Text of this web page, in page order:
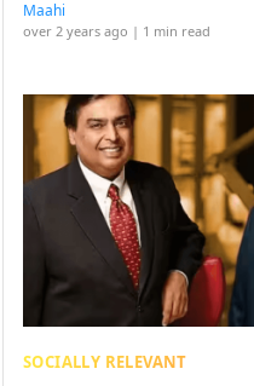
Maahi
over 2 years ago | 1 min read
SOCIALLY RELEVANT